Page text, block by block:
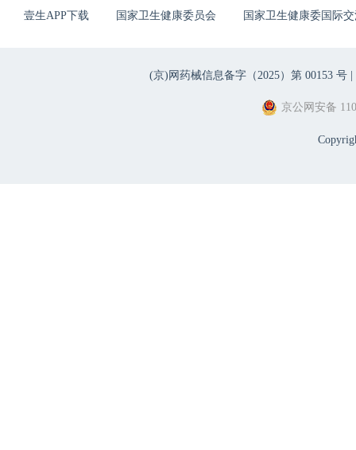
壹生APP下载 国家卫生健康委员会 国家卫生健康委国际
(京)网药械信息备字（2025）第 00153 号 |
京公网安备